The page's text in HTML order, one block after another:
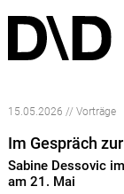
15.05.2026 // Vorträge
Im Gespräch
Sabine Dessovic
am 21. Mai